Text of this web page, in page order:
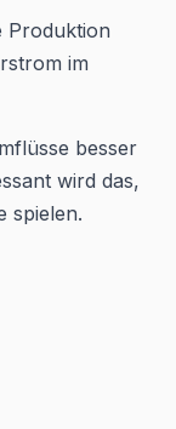
Produktion
im
besser
wird das,
spielen.